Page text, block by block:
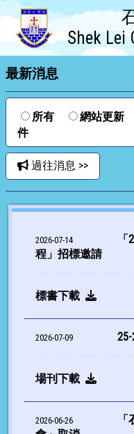
Shek Lei
最新消息
所有 網站更新
件
過往消息 >>
2026-07-14
程」招標邀請
標書下載
2026-07-09
場刊下載
2026-06-26